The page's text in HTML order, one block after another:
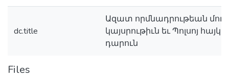
dc.title
Ազատ որմնադրութեան
կայսրութիւն եւ Պոլսոյ
դարուն
Files